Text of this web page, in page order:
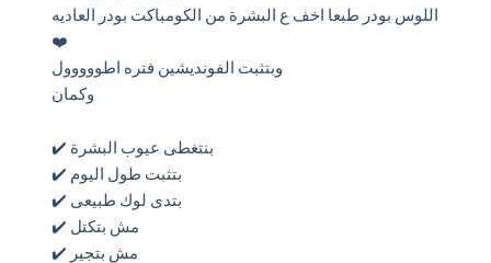
اللوس بودر طبعا اخف ع البشرة من الكومباكت بودر العاديه
⁦❤️
وبتثبت الفونديشين فتره اطووووول
وكمان
✔️ بنتغطى عيوب البشرة
✔️ بتثبت طول اليوم
✔️ بتدى لوك طبيعى
✔️ مش بتكتل
✔️ مش بتجير